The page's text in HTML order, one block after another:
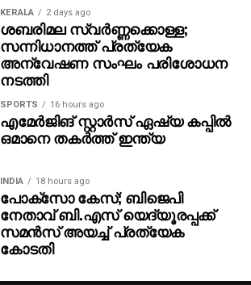
KERALA 2 days ago
ശബരിമല സ്വര്‍ണ്ണക്കൊള്ള;
സന്നിധാനത്ത് പ്രത്യേക
അന്വേഷണ സംഘം പരിശോധന
നടത്തി
SPORTS 16 hours ago
എമേര്‍ജിങ് സ്റ്റാര്‍സ് ഏഷ്യ കപ്പില്‍
ഒമാനെ തകര്‍ത്ത് ഇന്ത്യ
INDIA 18 hours ago
പോക്‌സോ കേസ്; ബിജെപി
നേതാവ് ബി.എസ് യെദ്യൂരപ്പക്ക്
സമന്‍സ് അയച്ച് പ്രത്യേക
കോടതി